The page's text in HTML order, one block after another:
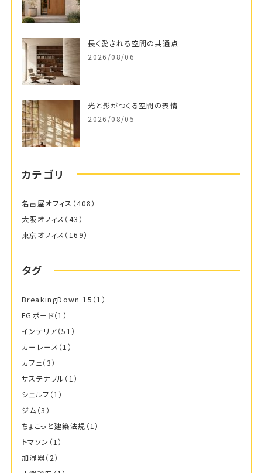
長く愛される空間の共通点
2026/08/06
光と影がつくる空間の表情
2026/08/05
カテゴリ
名古屋オフィス （408）
大阪オフィス （43）
東京オフィス （169）
タグ
BreakingDown 15 （1）
FGボード（1）
インテリア（51）
カーレース （1）
カフェ（3）
サステナブル （1）
シェルフ （1）
ジム（3）
ちょこっと建築法規 （1）
トマソン （1）
加湿器（2）